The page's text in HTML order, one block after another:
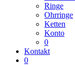
Ringe
Ohrringe
Ketten
Konto
0
Kontakt
0